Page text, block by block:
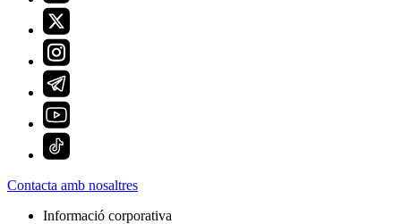
Contacta amb nosaltres
Informació corporativa